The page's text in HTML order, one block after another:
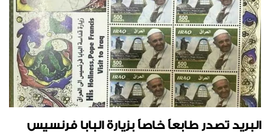
البريد تصدر طابعاً خاصاً بزيارة البابا فرنسيس